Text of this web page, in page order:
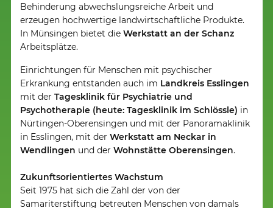
Behinderung abwechslungsreiche Arbeit und
erzeugen hochwertige landwirtschaftliche Produkte.
In Münsingen bietet dieWerkstatt an der Schanz
Arbeitsplätze.
Einrichtungen für Menschen mit psychischer
Erkrankung entstanden auch im Landkreis Esslingen
mit derTagesklinik für Psychiatrie und
Psychotherapie (heute: Tagesklinik im Schlössle) in
Nürtingen-Oberensingen und mit der Panoramaklinik
in Esslingen, mit derWerkstatt am Neckar in
Wendlingen und derWohnstätte Oberensingen.
Zukunftsorientiertes Wachstum
Seit 1975 hat sich die Zahl der von der
Samariterstiftung betreuten Menschen von damals